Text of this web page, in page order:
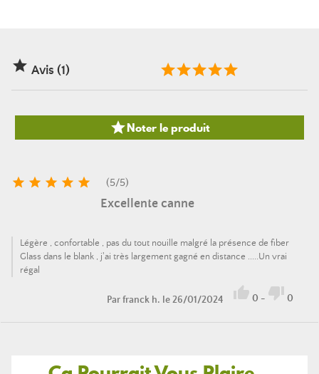
 Avis (1)
Noter le produit
     (5/5)
Excellente canne
Légère , confortable , pas du tout nouille malgré la présence de fiber
Glass dans le blank , j'ai très largement gagné en distance .....Un vrai
régal
Parfranck h. le 26/01/2024  0 -  0